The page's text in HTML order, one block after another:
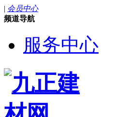
| 会员中心
频道导航
服务中心